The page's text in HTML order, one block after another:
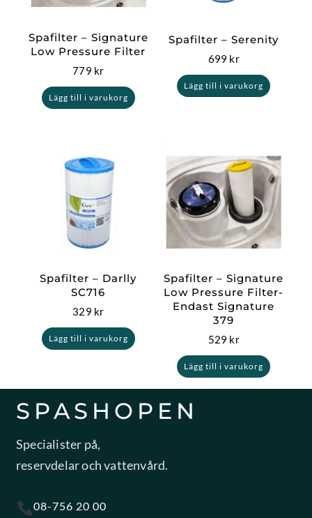
Spafilter – Signature
Low Pressure Filter
779 kr
Lägg till i varukorg
Spafilter – Serenity
699 kr
Lägg till i varukorg
Spafilter – Darlly
SC716
329 kr
Lägg till i varukorg
Spafilter – Signature
Low Pressure Filter-
Endast Signature
379
529 kr
Lägg till i varukorg
SPASHOPEN
Specialister på,
reservdelar och vattenvård.
08-756 20 00